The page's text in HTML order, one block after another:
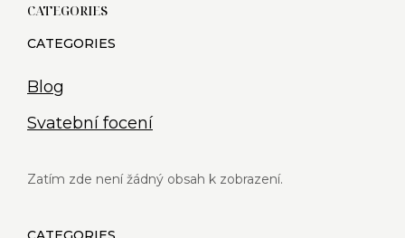
CATEGORIES
Blog
Svatební focení
Zatím zde není žádný obsah k zobrazení.